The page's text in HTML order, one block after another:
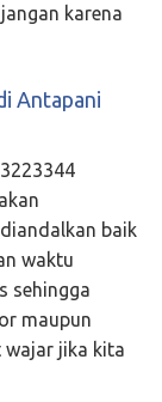
karena
Antapani
baik
waktu
sehingga
maupun
wajar jika kita